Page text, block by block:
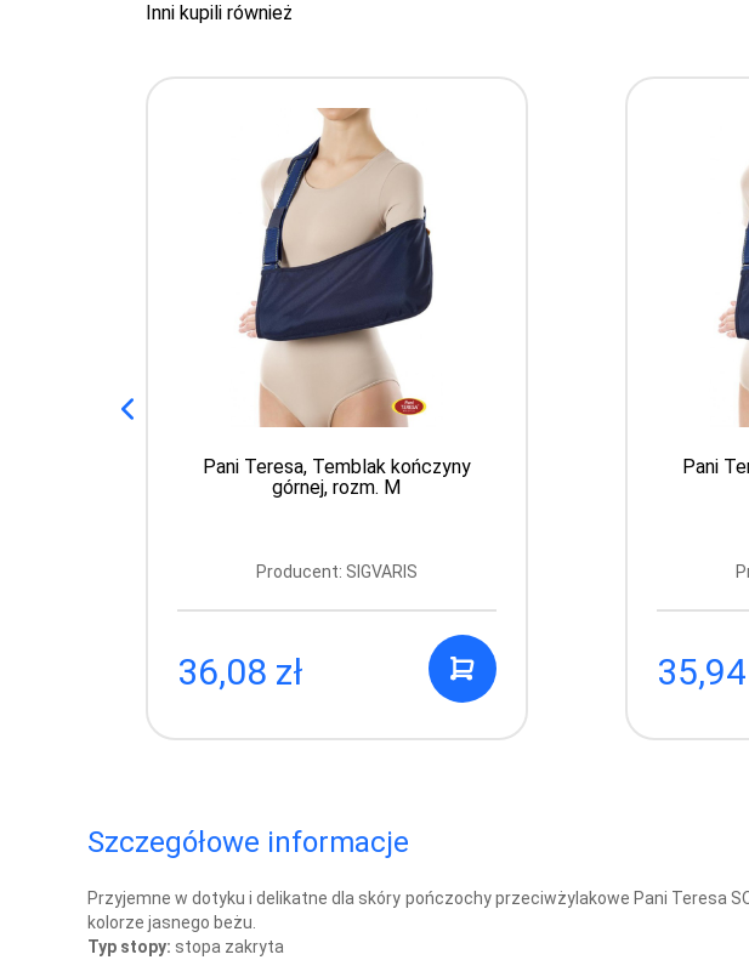
Inni kupili również
Pani Teresa, Temblak kończyny
górnej, rozm. M
Producent: SIGVARIS
36,08 zł
Pani
35,94
Szczegółowe informacje
Przyjemne w dotyku i delikatne dla skóry pończochy przeciwżylakowe Pani Teresa
kolorze jasnego beżu.
Typ stopy: stopa zakryta